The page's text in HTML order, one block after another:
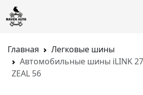
Главная
Легковые шины
Автомобильные шины iLINK
ZEAL 56